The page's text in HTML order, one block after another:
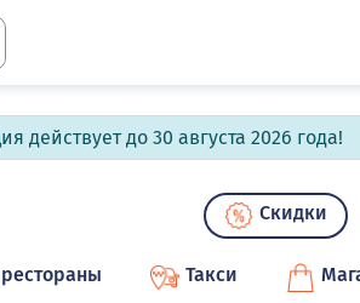
до 30 августа 2026 года!
Скидки
Такси